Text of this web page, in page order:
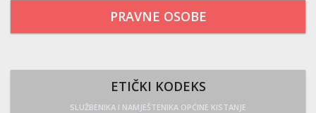
PRAVNE OSOBE
ETIČKI KODEKS
SLUŽBENIKA I NAMJEŠTENIKA OPĆINE KISTANJE